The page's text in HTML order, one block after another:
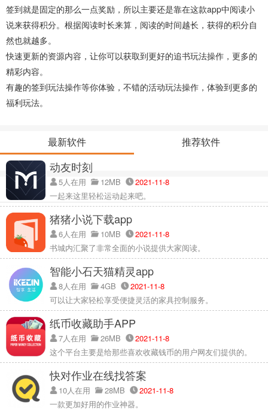
签到就是固定的那么一点奖励，所以主要还是靠在这款app中阅读小
说来获得积分。根据阅读时长来算，阅读的时间越长，获得的积分自
然也就越多。
快速更新的资源内容，让你可以获取到更好的追书玩法操作，更多的
精彩内容。
有趣的签到玩法操作等你体验，不错的活动玩法操作，体验到更多的
福利玩法。
最新软件 推荐软件
动友时刻
5人在用 12MB
2021-11-8
一起来这里轻松运动起来吧。
猪猪小说下载app
6人在用 10MB
2021-11-8
书城内汇聚了非常全面的小说提供大家阅读。
智能小石天猫精灵app
8人在用 4GB
2021-11-8
可以让大家轻松享受便捷灵活的家具控制服务。
纸币收藏助手APP
7人在用 26MB
2021-11-8
这个平台主要是给那些喜欢收藏钱币的用户网友们提供的。
快对作业在线找答案
10人在用 28MB
2021-11-8
一款更加好用的作业神器。